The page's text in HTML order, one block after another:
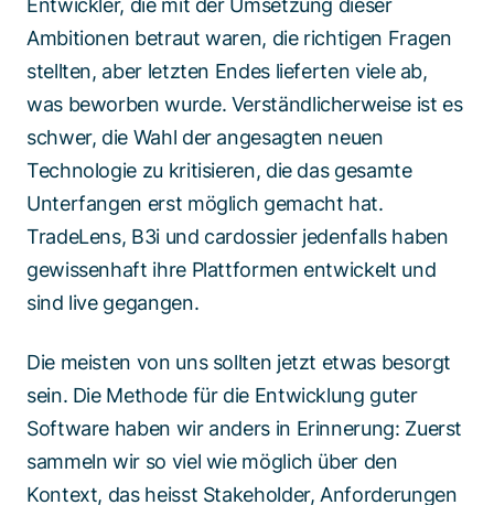
Entwickler, die mit der Umsetzung dieser
Ambitionen betraut waren, die richtigen Fragen
stellten, aber letzten Endes lieferten viele ab,
was beworben wurde. Verständlicherweise ist es
schwer, die Wahl der angesagten neuen
Technologie zu kritisieren, die das gesamte
Unterfangen erst möglich gemacht hat.
TradeLens, B3i und cardossier jedenfalls haben
gewissenhaft ihre Plattformen entwickelt und
sind live gegangen.
Die meisten von uns sollten jetzt etwas besorgt
sein. Die Methode für die Entwicklung guter
Software haben wir anders in Erinnerung: Zuerst
sammeln wir so viel wie möglich über den
Kontext, das heisst Stakeholder, Anforderungen